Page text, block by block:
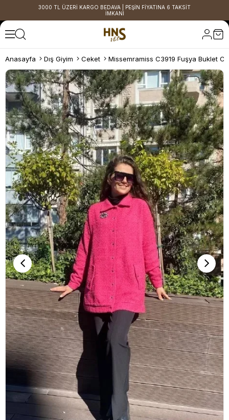
3000 TL ÜZERİ KARGO BEDAVA | PEŞİN FİYATINA 6 TAKSİT
İMKANI
Anasayfa Dış Giyim Ceket Missemramiss C3919 Fuşya Buklet